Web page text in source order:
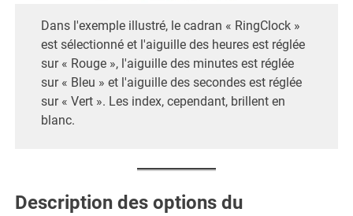
Dans l'exemple illustré, le cadran « RingClock »
est sélectionné et l'aiguille des heures est réglée
sur « Rouge », l'aiguille des minutes est réglée
sur « Bleu » et l'aiguille des secondes est réglée
sur « Vert ». Les index, cependant, brillent en
blanc.
Description des options du